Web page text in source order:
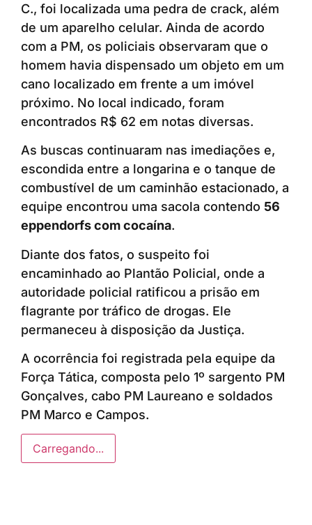
C., foi localizada uma pedra de crack, além
de um aparelho celular. Ainda de acordo
com a PM, os policiais observaram que o
homem havia dispensado um objeto em um
cano localizado em frente a um imóvel
próximo. No local indicado, foram
encontrados R$ 62 em notas diversas.
As buscas continuaram nas imediações e,
escondida entre a longarina e o tanque de
combustível de um caminhão estacionado, a
equipe encontrou uma sacola contendo 56
eppendorfs com cocaína.
Diante dos fatos, o suspeito foi
encaminhado ao Plantão Policial, onde a
autoridade policial ratificou a prisão em
flagrante por tráfico de drogas. Ele
permaneceu à disposição da Justiça.
A ocorrência foi registrada pela equipe da
Força Tática, composta pelo 1º sargento PM
Gonçalves, cabo PM Laureano e soldados
PM Marco e Campos.
Carregando...